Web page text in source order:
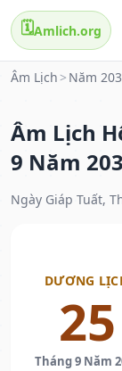
🗓️Amlich.org
Âm Lịch > Năm
Âm Lịch
9 Năm
Ngày Giáp Tuất,
DƯƠNG
25
Tháng 9 Năm